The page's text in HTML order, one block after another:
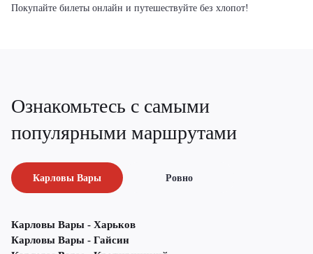
Покупайте билеты онлайн и путешествуйте без хлопот!
Ознакомьтесь с самыми
популярными маршрутами
Карловы Вары Ровно
Карловы Вары - Харьков
Карловы Вары - Гайсин